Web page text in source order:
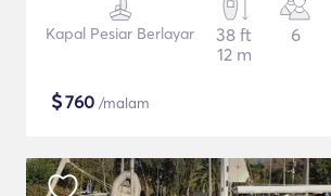
Kapal Pesiar Berlayar
38 ft
12 m
6
$760 /malam